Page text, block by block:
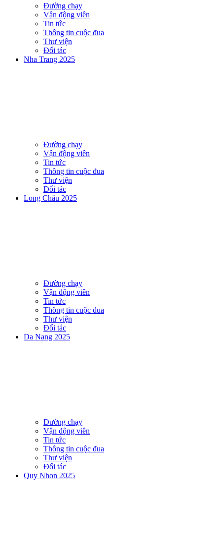
Đường chạy
Vận động viên
Tin tức
Thông tin cuộc đua
Thư viện
Đối tác
Nha Trang 2025
Đường chạy
Vận động viên
Tin tức
Thông tin cuộc đua
Thư viện
Đối tác
Long Châu 2025
Đường chạy
Vận động viên
Tin tức
Thông tin cuộc đua
Thư viện
Đối tác
Da Nang 2025
Đường chạy
Vận động viên
Tin tức
Thông tin cuộc đua
Thư viện
Đối tác
Quy Nhon 2025